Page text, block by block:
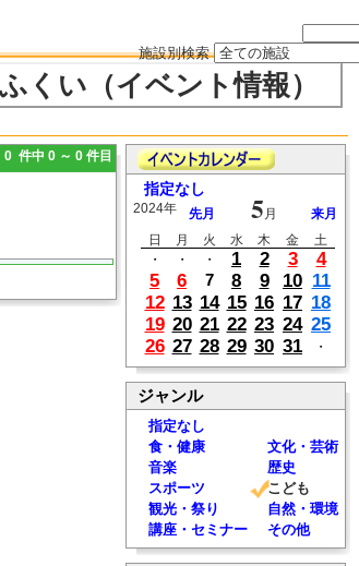
施設別検索
くい（イベント情報）
0 件中 0 ～ 0 件目
指定なし
2024年 先月 5 月
来月
日
月 火 水 木 金
土
・
・ ・ 1 2 3
4
5
6 7 8 9 10 11
12 13 14 15 16 17 18
19 20 21 22 23 24 25
26 27 28 29 30 31 ・
ジャンル
指定なし
食・健康
文化・芸術
音楽
歴史
スポーツ
こども
観光・祭り
自然・環境
講座・セミナー
その他